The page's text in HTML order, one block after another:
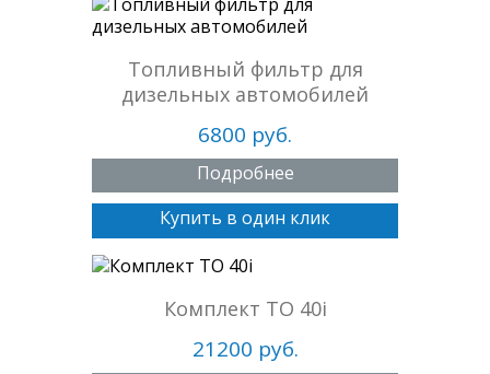
Топливный фильтр для
дизельных автомобилей
6800 руб.
Подробнее
Купить в один клик
Комплект ТО 40i
21200 руб.